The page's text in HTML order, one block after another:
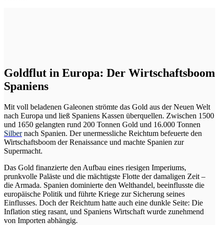
Goldflut in Europa: Der Wirtschaftsboom
Spaniens
Mit voll beladenen Galeonen strömte das Gold aus der Neuen Welt
nach Europa und ließ Spaniens Kassen überquellen. Zwischen 1500
und 1650 gelangten rund 200 Tonnen Gold und 16.000 Tonnen
Silbernach Spanien. Der unermessliche Reichtum befeuerte den
Wirtschaftsboom der Renaissance und machte Spanien zur
Supermacht.
Das Gold finanzierte den Aufbau eines riesigen Imperiums,
prunkvolle Paläste und die mächtigste Flotte der damaligen Zeit –
die Armada. Spanien dominierte den Welthandel, beeinflusste die
europäische Politik und führte Kriege zur Sicherung seines
Einflusses. Doch der Reichtum hatte auch eine dunkle Seite: Die
Inflation stieg rasant, und Spaniens Wirtschaft wurde zunehmend
von Importen abhängig.